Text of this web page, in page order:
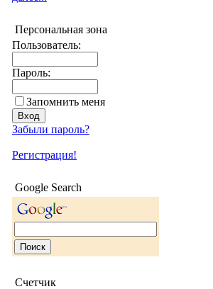
Персональная зона
Пользователь:
Пароль:
Запомнить меня
Забыли пароль?
Регистрация!
Google Search
Счетчик